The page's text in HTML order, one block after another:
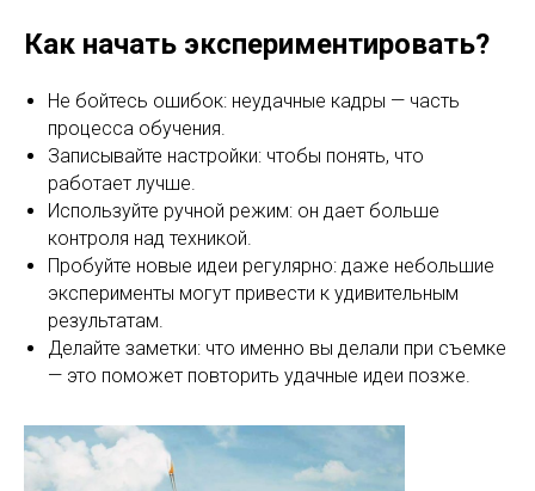
Как начать экспериментировать?
Не бойтесь ошибок: неудачные кадры — часть
процесса обучения.
Записывайте настройки: чтобы понять, что
работает лучше.
Используйте ручной режим: он дает больше
контроля над техникой.
Пробуйте новые идеи регулярно: даже небольшие
эксперименты могут привести к удивительным
результатам.
Делайте заметки: что именно вы делали при съемке
— это поможет повторить удачные идеи позже.